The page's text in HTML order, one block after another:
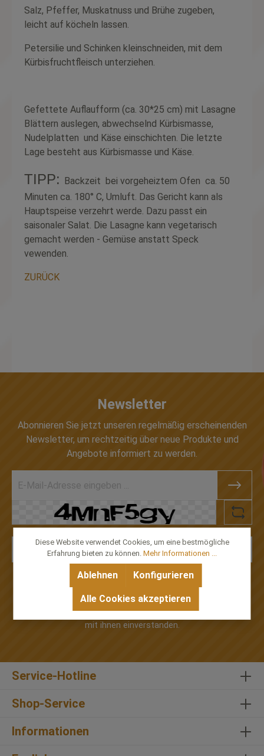
Salz, Pfeffer, Muskatnuss und Brühe zugeben,
leicht auf köcheln lassen.
Petersilie und Schinken kleinschneiden, mit dem
Kürbisfruchtfleisch unterziehen.
Gefettete Auflaufform (ca. 30*25 cm) mit Lasagne
Blättern auslegen, abwechselnd Kürbismasse,
Nudelplatten und Käse einschichten. Die letzte
Lage besteht aus Kürbismasse und Käse.
TIPP: Backzeit bei vorgeheiztem Ofen ca. 50
Minuten ca. 180° C, Umluft. Das Gericht kann als
Hauptspeise verzehrt werde. Dazu passt ein
saisonaler Salat. Die Lasagne kann vegetarisch
gemacht werden - Gemüse anstatt Speck
vewenden.
ZURÜCK
Newsletter
Abonnieren Sie jetzt unseren regelmäßig erscheinenden
Newsletter, um rechtzeitig über neue Produkte und
Angebote informiert zu werden.
Ich habe dieDatenschutzbestimmungen
Kenntnis genommen und dieAGBgelesen und bin
mit ihnen einverstanden.
Service-Hotline
Shop-Service
Informationen
Diese Website verwendet Cookies, um eine bestmögliche
Erfahrung bieten zu können. Mehr Informationen ...
Ablehnen Konfigurieren
Alle Cookies akzeptieren